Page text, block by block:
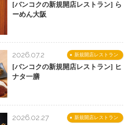
[バンコクの新規開店レストラン] ら
ーめん大阪
新規開店レストラン
2026.07.2
[バンコクの新規開店レストラン] ヒ
ナタ一膳
新規開店レストラン
2026.02.27